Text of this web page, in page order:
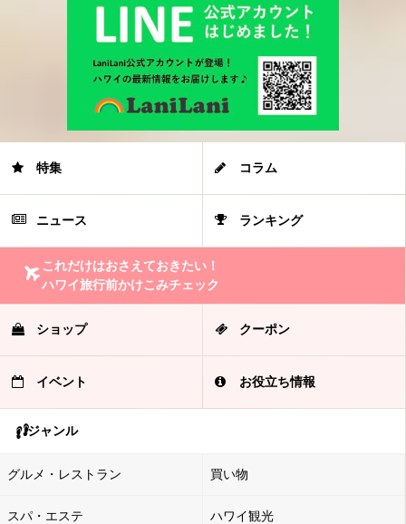
特集 コラム
ニュース ランキング
これだけはおさえておきたい！
ハワイ旅行前かけこみチェック
ショップ クーポン
イベント お役立ち情報
ジャンル
グルメ・レストラン 買い物
スパ・エステ ハワイ観光